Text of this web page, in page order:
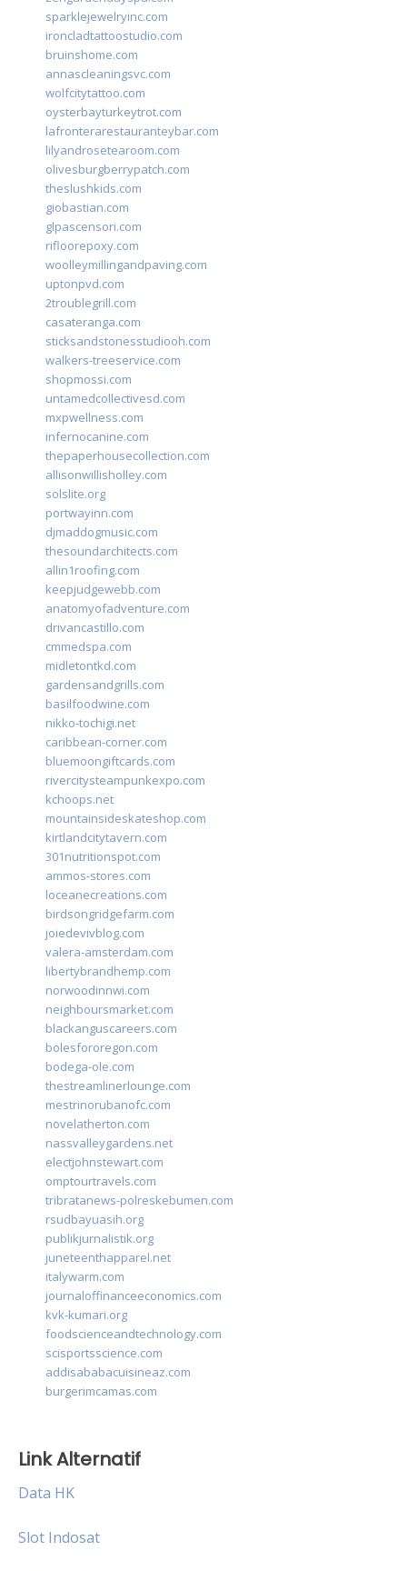
sparklejewelryinc.com
ironcladtattoostudio.com
bruinshome.com
annascleaningsvc.com
wolfcitytattoo.com
oysterbayturkeytrot.com
lafronterarestauranteybar.com
lilyandrosetearoom.com
olivesburgberrypatch.com
theslushkids.com
giobastian.com
glpascensori.com
rifloorepoxy.com
woolleymillingandpaving.com
uptonpvd.com
2troublegrill.com
casateranga.com
sticksandstonesstudiooh.com
walkers-treeservice.com
shopmossi.com
untamedcollectivesd.com
mxpwellness.com
infernocanine.com
thepaperhousecollection.com
allisonwillisholley.com
solslite.org
portwayinn.com
djmaddogmusic.com
thesoundarchitects.com
allin1roofing.com
keepjudgewebb.com
anatomyofadventure.com
drivancastillo.com
cmmedspa.com
midletontkd.com
gardensandgrills.com
basilfoodwine.com
nikko-tochigi.net
caribbean-corner.com
bluemoongiftcards.com
rivercitysteampunkexpo.com
kchoops.net
mountainsideskateshop.com
kirtlandcitytavern.com
301nutritionspot.com
ammos-stores.com
loceanecreations.com
birdsongridgefarm.com
joiedevivblog.com
valera-amsterdam.com
libertybrandhemp.com
norwoodinnwi.com
neighboursmarket.com
blackanguscareers.com
bolesfororegon.com
bodega-ole.com
thestreamlinerlounge.com
mestrinorubanofc.com
novelatherton.com
nassvalleygardens.net
electjohnstewart.com
omptourtravels.com
tribratanews-polreskebumen.com
rsudbayuasih.org
publikjurnalistik.org
juneteenthapparel.net
italywarm.com
journaloffinanceeconomics.com
kvk-kumari.org
foodscienceandtechnology.com
scisportsscience.com
addisababacuisineaz.com
burgerimcamas.com
Link Alternatif
Data HK
Slot Indosat